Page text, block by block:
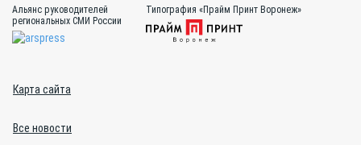
Альянс руководителей
региональных СМИ России
Типография «Прайм Принт Воронеж»
Карта сайта
Все новости